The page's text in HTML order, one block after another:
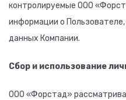
контролируемые ООО
информации о
данных Компании.
Сбор и использование
ООО «Форстад»